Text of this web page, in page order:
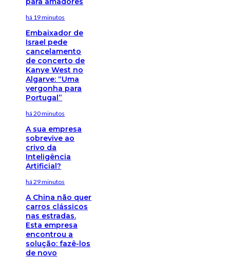
há 19 minutos
Embaixador de
Israel pede
cancelamento
de concerto de
Kanye West no
Algarve: “Uma
vergonha para
Portugal”
há 20 minutos
A sua empresa
sobrevive ao
crivo da
Inteligência
Artificial?
há 29 minutos
A China não quer
carros clássicos
nas estradas.
Esta empresa
encontrou a
solução: fazê-los
de novo